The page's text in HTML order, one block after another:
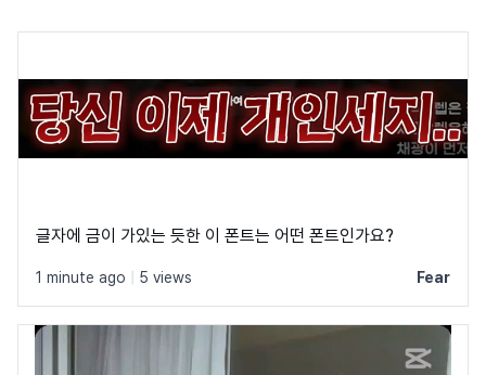
글자에 금이 가있는 듯한 이 폰트는 어떤 폰트인가요?
1 minute ago 5 views Fear